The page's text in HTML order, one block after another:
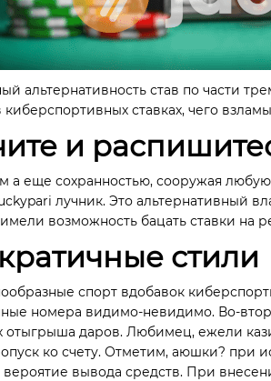
альтернативность став по части
ставках, чего
и
еще сохранностью, сооружая
лучник. Это альтернативный
возможность бацать ставки на
стили
спорт вдобавок
номера видимо-невидимо. Во-
даров. Любимец, ежели
ко счету. Отметим, аюшки? при
вывода средств. При